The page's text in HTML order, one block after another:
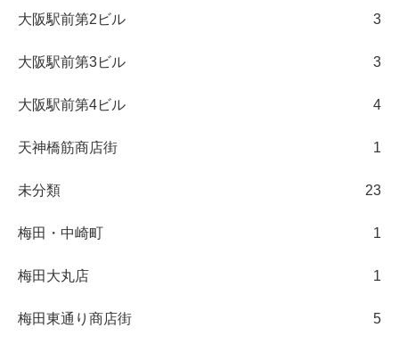
大阪駅前第2ビル 3
大阪駅前第3ビル 3
大阪駅前第4ビル 4
天神橋筋商店街 1
未分類 23
梅田・中崎町 1
梅田大丸店 1
梅田東通り商店街 5